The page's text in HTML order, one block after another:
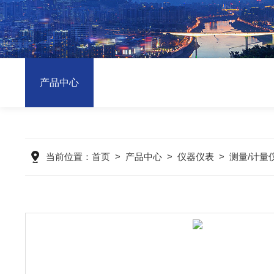
产品中心
当前位置： 首页> 产品中心> 仪器仪表> 测量/计量